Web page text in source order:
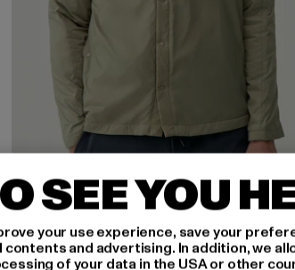
SEE YOU
your use experience, save your
and advertising. In addition, we
of your data in the USA or other